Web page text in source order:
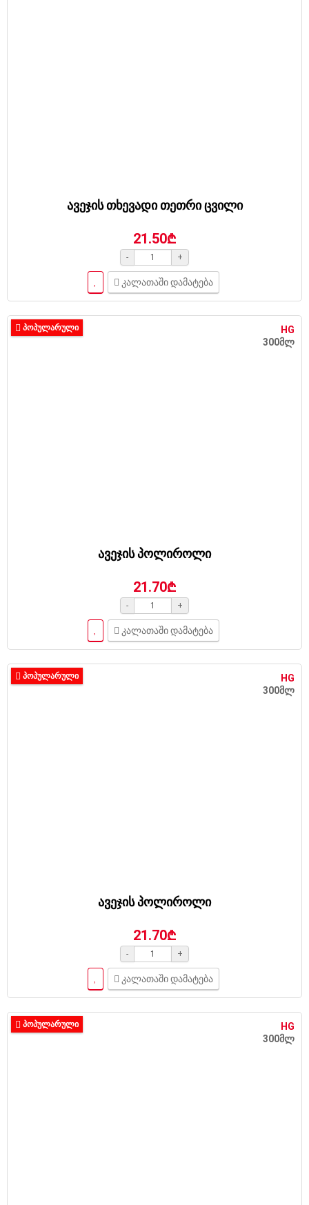
ავეჯის თხევადი თეთრი ცვილი
21.50₾
- +
კალათაში დამატება
HG
300მლ
ᲞᲝᲞᲣᲚᲐᲠᲣᲚᲘ
ავეჯის პოლიროლი
21.70₾
- +
კალათაში დამატება
HG
300მლ
ᲞᲝᲞᲣᲚᲐᲠᲣᲚᲘ
ავეჯის პოლიროლი
21.70₾
- +
კალათაში დამატება
HG
300მლ
ᲞᲝᲞᲣᲚᲐᲠᲣᲚᲘ